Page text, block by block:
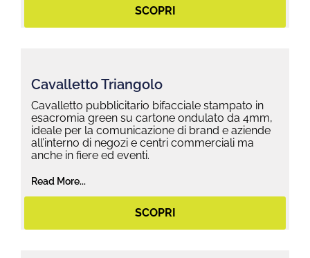
SCOPRI
Cavalletto Triangolo
Cavalletto pubblicitario bifacciale stampato in
esacromia green su cartone ondulato da 4mm,
ideale per la comunicazione di brand e aziende
all’interno di negozi e centri commerciali ma
anche in fiere ed eventi.
Read More...
SCOPRI